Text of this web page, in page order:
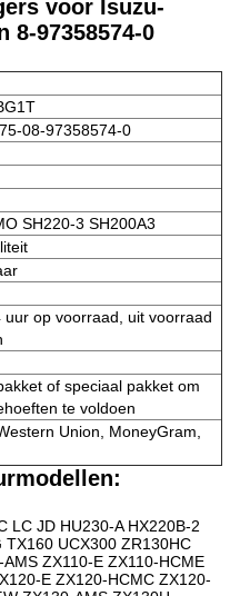
voor Isuzu-
8-97358574-0
08-97358574-0
SH220-3 SH200A3
uur op voorraad, uit voorraad
of speciaal pakket om
te voldoen
Union, MoneyGram,
LC JD HU230-A HX220B-2
UCX300 ZR130HC
ZX110-E ZX110-HCME
E ZX120-HCMC ZX120-